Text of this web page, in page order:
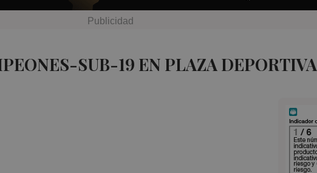
SUB-19 EN PLAZA DEPORTIVA